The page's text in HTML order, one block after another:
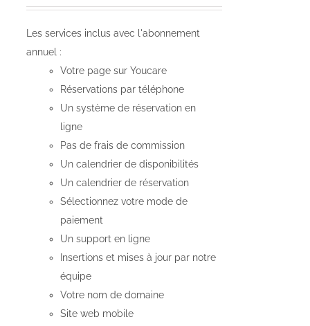
Les services inclus avec l'abonnement
annuel :
Votre page sur Youcare
Réservations par téléphone
Un système de réservation en
ligne
Pas de frais de commission
Un calendrier de disponibilités
Un calendrier de réservation
Sélectionnez votre mode de
paiement
Un support en ligne
Insertions et mises à jour par notre
équipe
Votre nom de domaine
Site web mobile